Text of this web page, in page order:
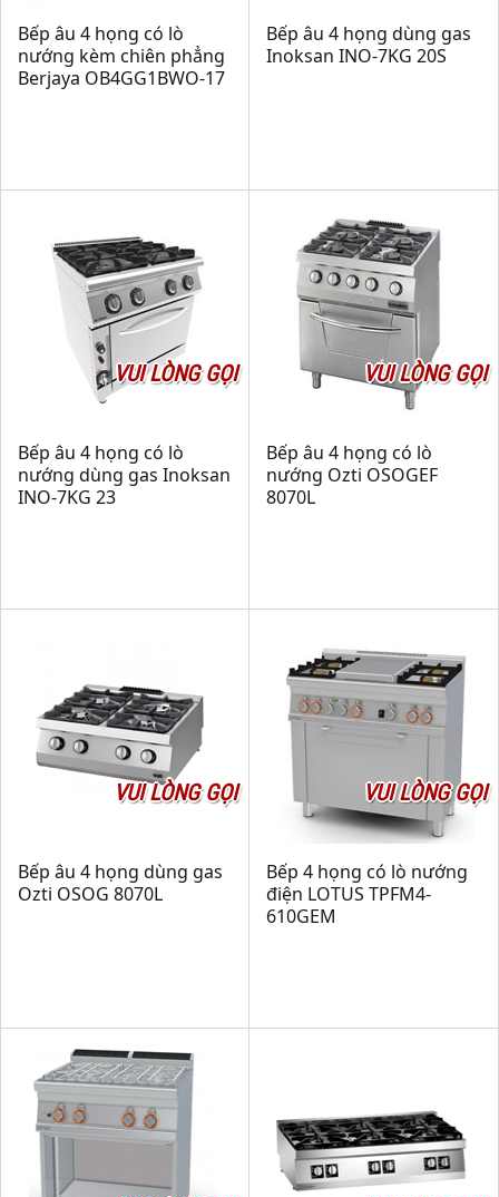
Bếp âu 4 họng có lò
nướng kèm chiên phẳng
Berjaya OB4GG1BWO-17
Bếp âu 4 họng dùng gas
Inoksan INO-7KG 20S
VUI LÒNG GỌI
Bếp âu 4 họng có lò
nướng dùng gas Inoksan
INO-7KG 23
VUI LÒNG GỌI
Bếp âu 4 họng có lò
nướng Ozti OSOGEF
8070L
VUI LÒNG GỌI
Bếp âu 4 họng dùng gas
Ozti OSOG 8070L
VUI LÒNG GỌI
Bếp 4 họng có lò nướng
điện LOTUS TPFM4-
610GEM